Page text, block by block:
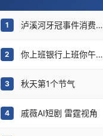
1 泸溪河牙冠事件消费者已致歉
2 你上班银行上班你午休银行午休
3 秋天第1个节气
4 戚薇AI短剧 雷霆视角